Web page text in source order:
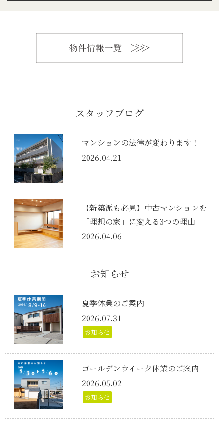
スタッフブログ
マンションの法律が変わります！
2026.04.21
【新築派も必見】中古マンションを
「理想の家」に変える3つの理由
2026.04.06
お知らせ
夏季休業のご案内
2026.07.31
お知らせ
ゴールデンウイーク休業のご案内
2026.05.02
お知らせ